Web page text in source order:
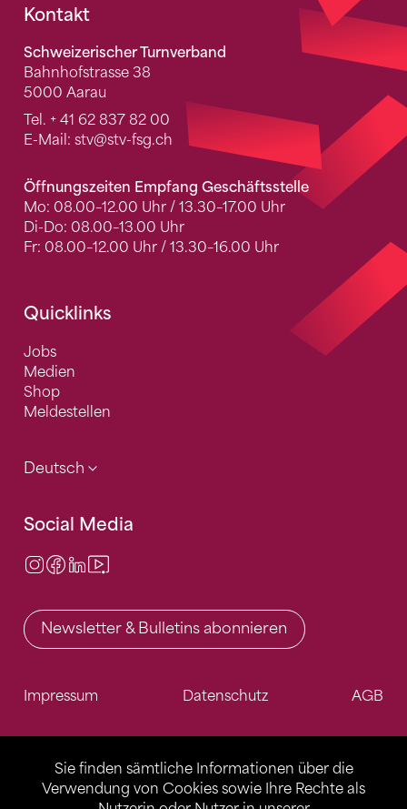
Sie finden sämtliche Informationen über die
Verwendung von Cookies sowie Ihre Rechte als
Fusszeile
Kontakt
Schweizerischer Turnverband
Bahnhofstrasse 38
5000 Aarau
Tel. + 41 62 837 82 00
E-Mail: stv@stv-fsg.ch
Öffnungszeiten Empfang Geschäftsstelle
Mo: 08.00–12.00 Uhr / 13.30–17.00 Uhr
Di-Do: 08.00–13.00 Uhr
Fr: 08.00–12.00 Uhr / 13.30–16.00 Uhr
Quicklinks
Jobs
Medien
Shop
Meldestellen
Deutsch
Social Media
Instagram
Facebook
LinkedIn
Newsletter & Bulletins abonnieren
Impressum Datenschutz AGB